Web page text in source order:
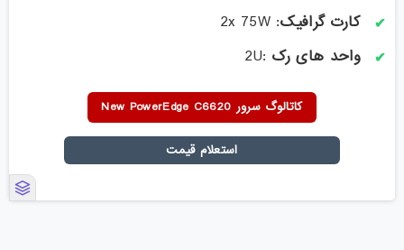
کارت گرافیک: 2x 75W
واحد های رک :2U
کاتالوگ سرور New PowerEdge C6620
استعلام قیمت